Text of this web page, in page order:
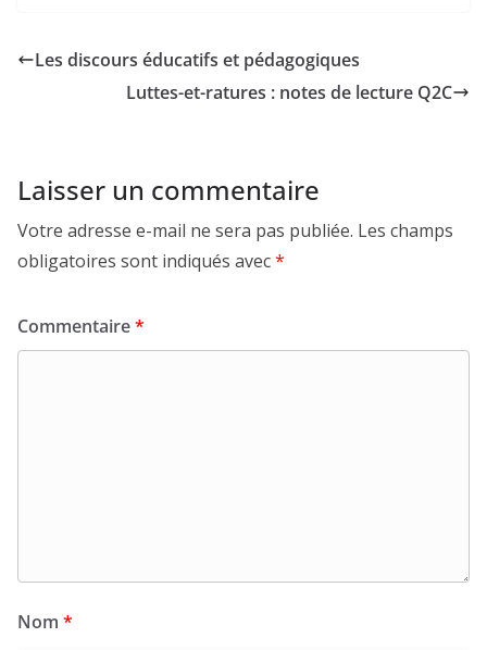
Les discours éducatifs et pédagogiques
Luttes-et-ratures : notes de lecture Q2C
Laisser un commentaire
Votre adresse e-mail ne sera pas publiée. Les champs
obligatoires sont indiqués avec*
Commentaire*
Nom *